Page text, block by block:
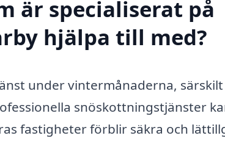
är specialiserat på
hjälpa till med?
under vintermånaderna,
snöskottningstjänster
fastigheter förblir säkra och